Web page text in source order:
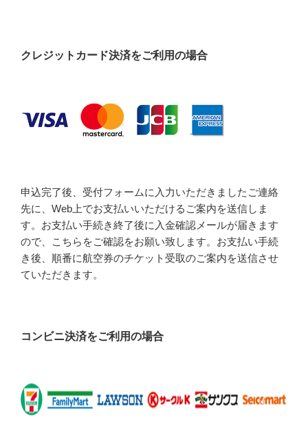
クレジットカード決済をご利用の場合
申込完了後、受付フォームに入力いただきましたご連絡
先に、Web上でお支払いいただけるご案内を送信しま
す。お支払い手続き終了後に入金確認メールが届きます
ので、こちらをご確認をお願い致します。お支払い手続
き後、順番に航空券のチケット受取のご案内を送信させ
ていただきます。
コンビニ決済をご利用の場合